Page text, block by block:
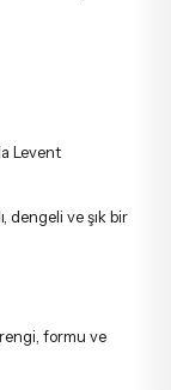
Levent
dengeli ve şık bir
formu ve